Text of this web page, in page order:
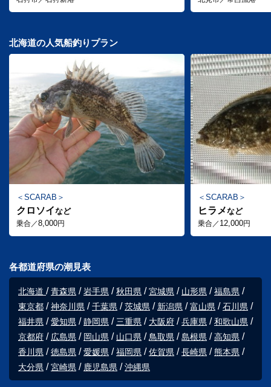
北海道の人気船釣りプラン
SCARAB
クロソイなど
乗合／8,000円
SCARAB
ヒラメなど
乗合／ 12,000円
各都道府県の潮見表
北海道 青森県 岩手県 秋田県 宮城県 山形県
福島県
東京都
神奈川県 千葉県 茨城県 新潟県 富山県
石川県
福井県
愛知県 静岡県 三重県 大阪府 兵庫県
和歌山県
京都府
広島県 岡山県 山口県 鳥取県 島根県
高知県
香川県
徳島県 愛媛県 福岡県 佐賀県 長崎県
熊本県
大分県
宮崎県 鹿児島県 沖縄県